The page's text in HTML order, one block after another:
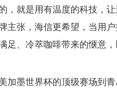
，就是用有温度的科技，
主张，海信更希望，当用
足、冷萃咖啡带来的惬意
加墨世界杯的顶级赛场到